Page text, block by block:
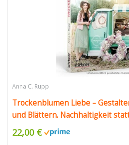
Anna C. Rupp
Trockenblumen Liebe –
und Blättern. Nachhaltigkeit
poetische Ideen für Türkränze,
Trockenblumensträuße,
22,00 €